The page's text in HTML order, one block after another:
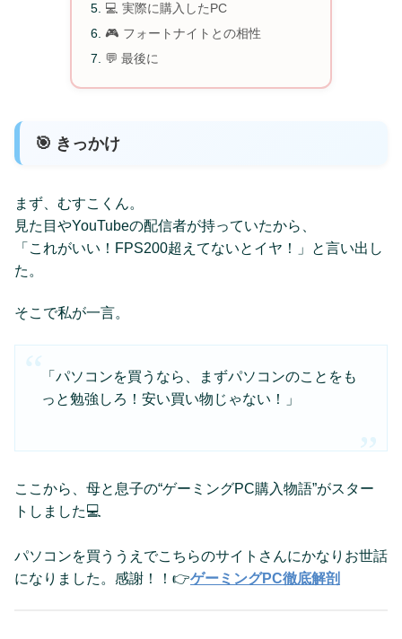
💻 実際に購入したPC
🎮 フォートナイトとの相性
💬 最後に
🎯 きっかけ
まず、むすこくん。
見た目やYouTubeの配信者が持っていたから、
「これがいい！FPS200超えてないとイヤ！」と言い出し
た。
そこで私が一言。
「パソコンを買うなら、まずパソコンのことをも
っと勉強しろ！安い買い物じゃない！」
ここから、母と息子の“ゲーミングPC購入物語”がスター
トしました💻
パソコンを買ううえでこちらのサイトさんにかなりお世話
になりました。感謝！！👉ゲーミングPC徹底解剖